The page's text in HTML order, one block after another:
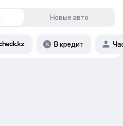
Новые авто
В кредит